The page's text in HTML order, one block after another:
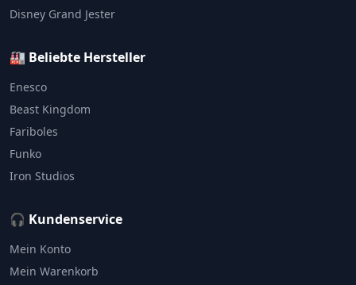
Disney Grand Jester
🏭 Beliebte Hersteller
Enesco
Beast Kingdom
Fariboles
Funko
Iron Studios
🎧 Kundenservice
Mein Konto
Mein Warenkorb